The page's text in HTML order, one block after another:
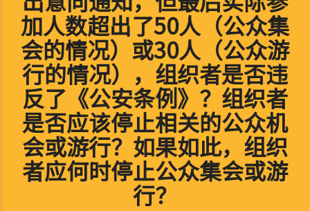
加人数超出了50人（公众集
会的情况）或30人（公众游
行的情况），组织者是否违
反了《公安条例》？组织者
是否应该停止相关的公众机
会或游行？如果如此，组织
者应何时停止公众集会或游
行？